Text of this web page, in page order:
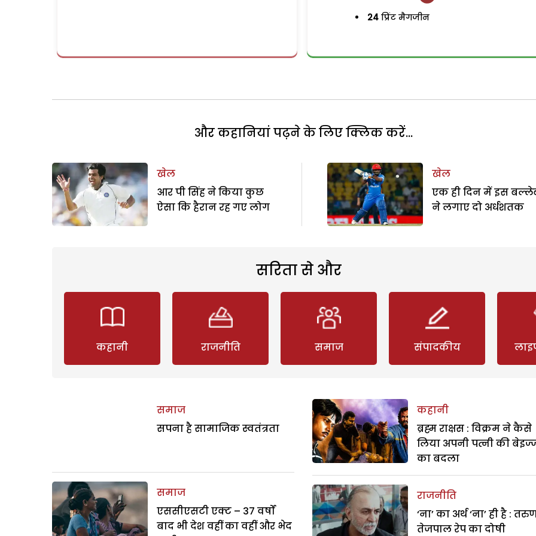
24 प्रिंट मैगजीन
और कहानियां पढ़ने के लिए क्लिक करें...
खेल
आर पी सिंह ने किया कुछ
ऐसा कि हैरान रह गए लोग
खेल
एक ही दिन में इस
ने लगाए दो अर्धशतक
सरिता से और
कहानी राजनीति समाज संपादकीय
समाज
सपना है सामाजिक स्वतंत्रता
समाज
एससीएसटी एक्ट – 37 वर्षों
बाद भी देश वहीं का वहीं और भेद
कहानी
ब्रह्म राक्षस : विक्रम ने कैसे
लिया अपनी पत्नी की
का बदला
राजनीति
‘ना’ का अर्थ ‘ना’ ही है :
तेजपाल रेप का दोषी